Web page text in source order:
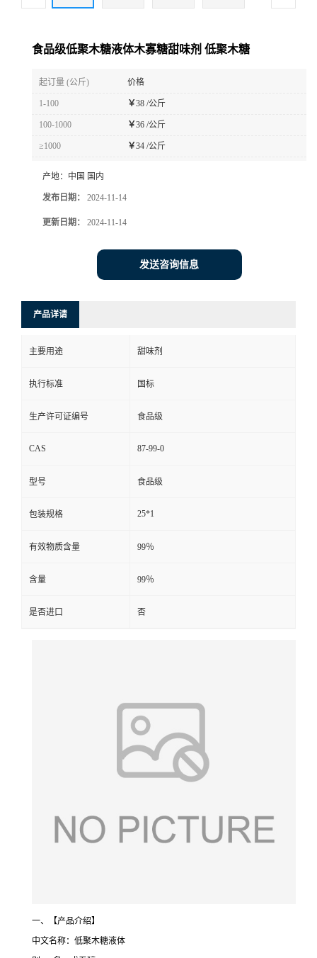
食品级低聚木糖液体木寡糖甜味剂 低聚木糖
起订量 (公斤) 价格
1-100 ￥38 /公斤
100-1000 ￥36 /公斤
≥1000 ￥34 /公斤
产地： 中国 国内
发布日期： 2024-11-14
更新日期： 2024-11-14
发送咨询信息
产品详请
主要用途 甜味剂
执行标准 国标
生产许可证编号 食品级
CAS 87-99-0
型号 食品级
包装规格 25*1
有效物质含量 99％
含量 99％
是否进口 否
一、【产品介绍】
中文名称：低聚木糖液体